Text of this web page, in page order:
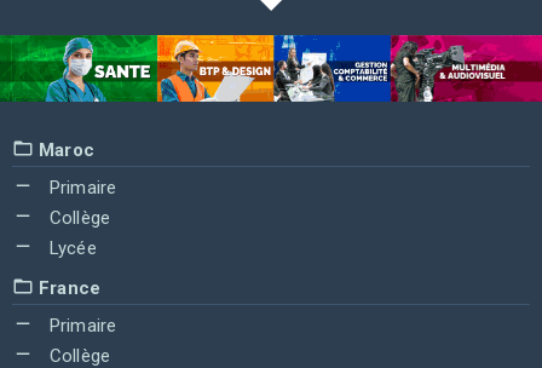
Maroc
Primaire
Collège
Lycée
France
Primaire
Collège